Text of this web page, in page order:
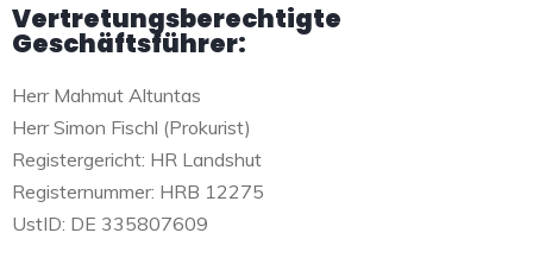
Vertretungsberechtigte
Geschäftsführer:
Herr Mahmut Altuntas
Herr Simon Fischl (Prokurist)
Registergericht: HR Landshut
Registernummer: HRB 12275
UstID: DE 335807609